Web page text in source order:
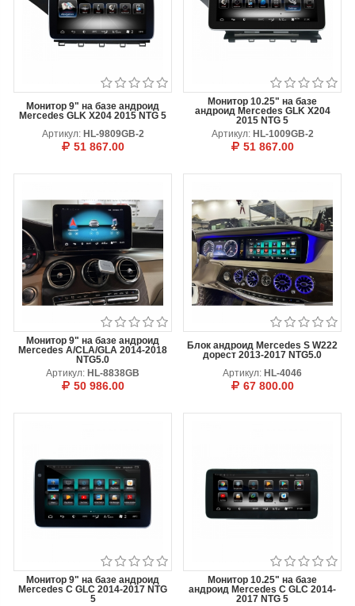
Монитор 9" на базе андроид
Mercedes GLK X204 2015 NTG 5
Артикул: HL-9809GB-2
51 867.00
Монитор 10.25" на базе
андроид Mercedes GLK X204
2015 NTG 5
Артикул: HL-1009GB-2
51 867.00
Монитор 9" на базе андроид
Mercedes A/CLA/GLA 2014-2018
NTG5.0
Артикул: HL-8838GB
50 986.00
Блок андроид Mercedes S W222
дорест 2013-2017 NTG5.0
Артикул: HL-4046
67 800.00
В КОРЗИНУ ОТЛОЖИТЬ
Монитор 9" на базе андроид
Mercedes C GLC 2014-2017 NTG
5
Монитор 10.25" на базе
андроид Mercedes C GLC 2014-
2017 NTG 5